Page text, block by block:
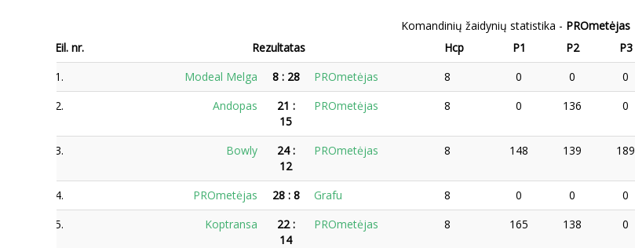
Komandinių žaidynių statistika - PROmetėjas
Eil. nr.
Rezultatas Hcp P1 P2 P3
1.
Modeal Melga 8 : 28 PROmetėjas 8 0 0 0
2.
Andopas 21 :
15
PROmetėjas 8 0 136 0
3. Bowly 24 :
12
PROmetėjas 8 148 139 189
4. PROmetėjas 28 : 8 Grafu 8 0 0 0
5.
Koptransa 22 :
14
PROmetėjas 8 165 138 0